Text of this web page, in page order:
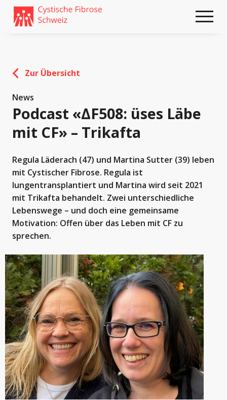
Weiter
zum
skip
Zur Übersicht
News
Podcast «ΔF508: üses Läbe
mit CF» – Trikafta
Regula Läderach (47) und Martina Sutter (39) leben
mit Cystischer Fibrose. Regula ist
lungentransplantiert und Martina wird seit 2021
mit Trikafta behandelt. Zwei unterschiedliche
Lebenswege – und doch eine gemeinsame
Motivation: Offen über das Leben mit CF zu
sprechen.